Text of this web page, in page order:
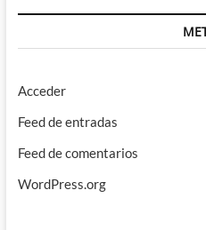
Acceder
Feed de entradas
Feed de comentarios
WordPress.org